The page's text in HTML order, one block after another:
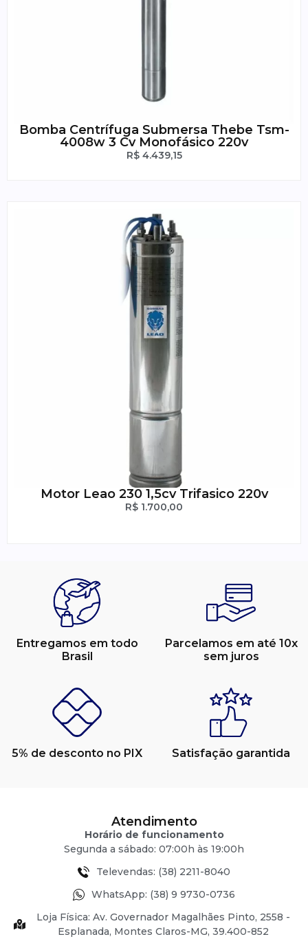
Bomba Centrífuga Submersa Thebe Tsm-
4008w 3 Cv Monofásico 220v
R$4.439,15
Motor Leao 230 1,5cv Trifasico 220v
R$ 1.700,00
Entregamos em todo
Brasil
Parcelamos em até 10x
sem juros
5% de desconto no PIX Satisfação garantida
Atendimento
Horário de funcionamento
Segunda a sábado: 07:00h às 19:00h
Televendas: (38) 2211-8040
WhatsApp: (38) 9 9730-0736
Loja Física: Av. Governador Magalhães Pinto, 2558 -
Esplanada, Montes Claros-MG, 39.400-852